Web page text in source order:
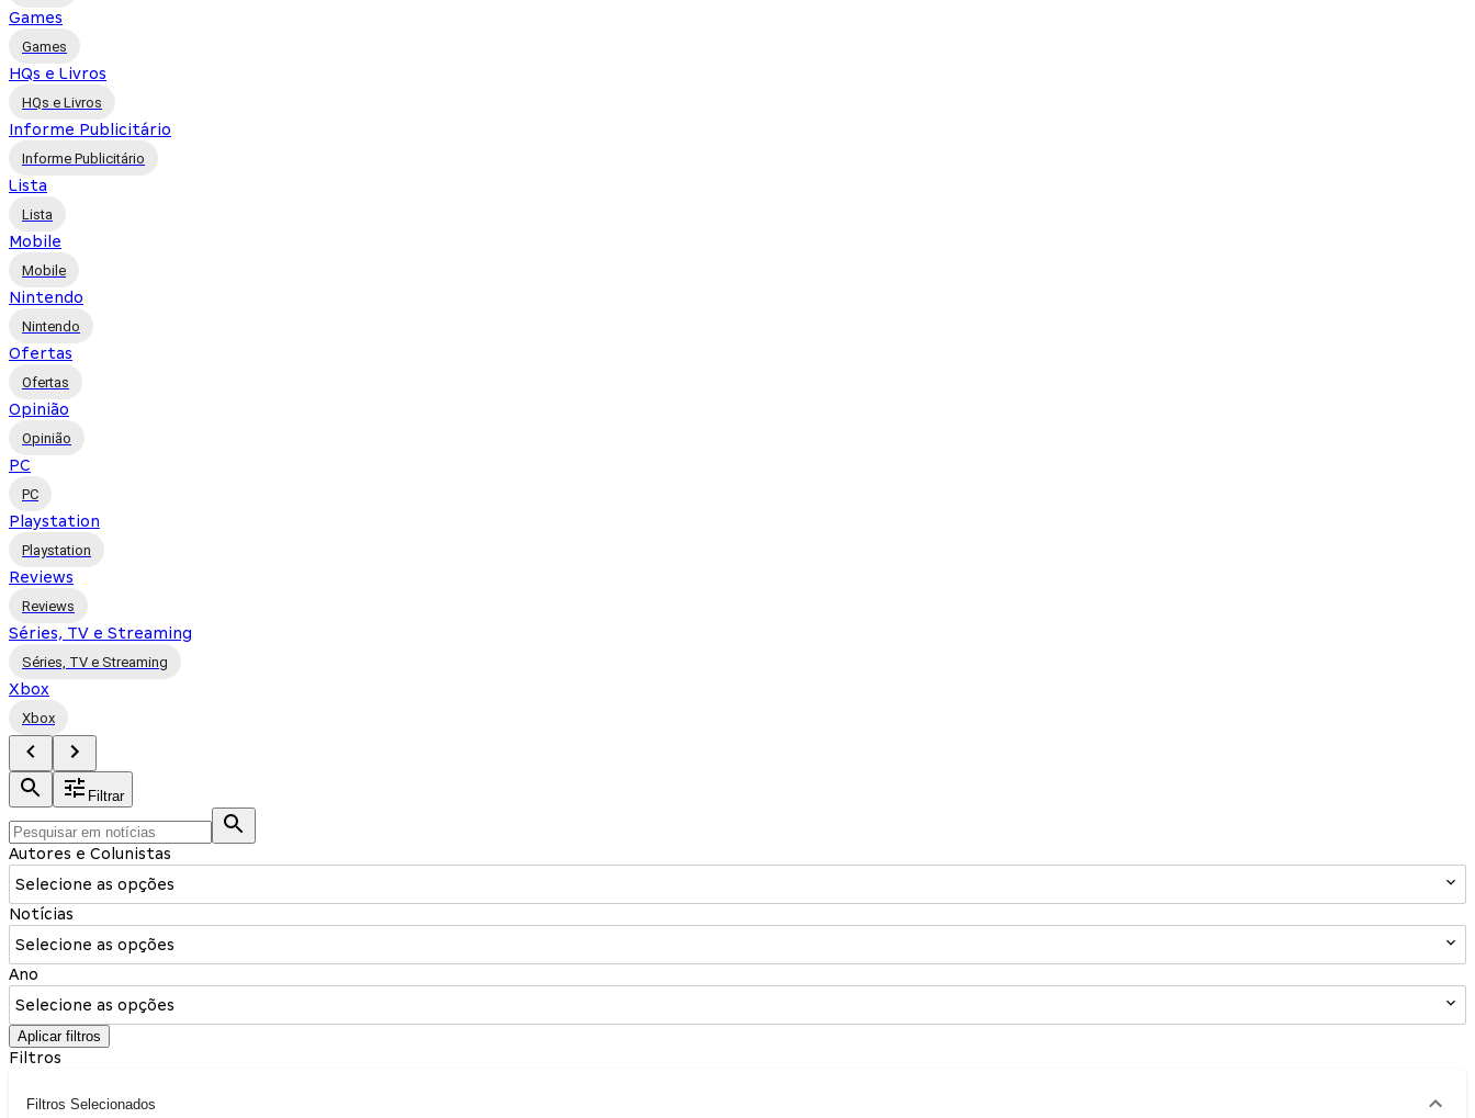
Games
Games
HQs e Livros
HQs e Livros
Informe Publicitário
Informe Publicitário
Lista
Lista
Mobile
Mobile
Nintendo
Nintendo
Ofertas
Ofertas
Opinião
Opinião
PC
PC
Playstation
Playstation
Reviews
Reviews
Séries, TV e Streaming
Séries, TV e Streaming
Xbox
Xbox
Filtrar
Autores e Colunistas
Selecione as opções
Notícias
Selecione as opções
Ano
Selecione as opções
Aplicar filtros
Filtros
Filtros Selecionados